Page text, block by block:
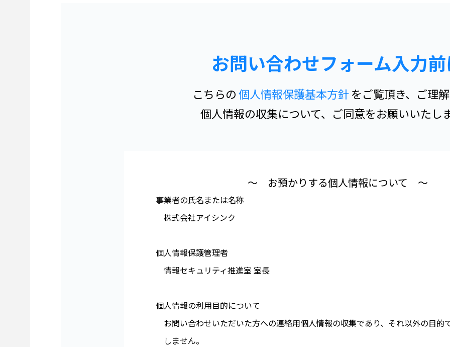
お問い合わせフォーム入力前
こちらの個人情報保護基本方針をご覧頂き、ご理解
個人情報の収集について、ご同意をお願いいたしま
～ お預かりする個人情報について ～
事業者の氏名または名称
株式会社アイシンク
個人情報保護管理者
情報セキュリティ推進室 室長
個人情報の利用目的について
お問い合わせいただいた方への連絡用個人情報の収集であり、それ以外の目的
しません。